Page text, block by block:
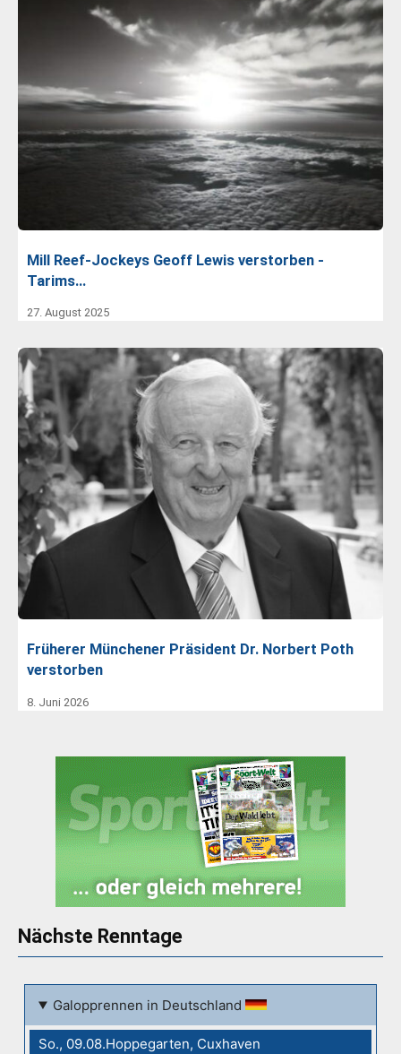
Mill Reef-Jockeys Geoff Lewis verstorben -
Tarims…
27. August 2025
Früherer Münchener Präsident Dr. Norbert Poth
verstorben
8. Juni 2026
Nächste Renntage
Galopprennen in Deutschland
So., 09.08.Hoppegarten, Cuxhaven